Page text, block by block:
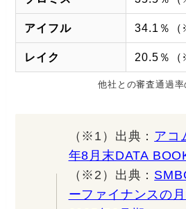
アイフル 34.1％（
レイク 20.5％（
他社との審査通過率
（※1）出典： アコ
年8月末DATA
（※2）出典：
ーファイナンスの